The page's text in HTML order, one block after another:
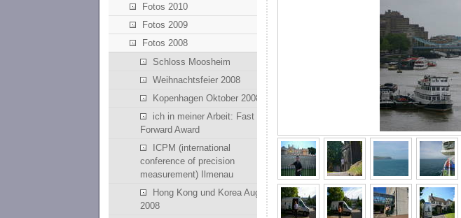
Fotos 2010
Fotos 2009
Fotos 2008
Schloss Moosheim
Weihnachtsfeier 2008
Kopenhagen Oktober 2008
ich in meiner Arbeit: Fast
Forward Award
ICPM (international
conference of precision
measurement) Ilmenau
Hong Kong und Korea August
2008